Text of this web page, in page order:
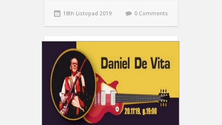
18th Listopad 2019 0 Comments